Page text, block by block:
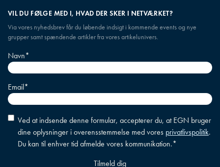
VIL DU FØLGE MED I, HVAD DER SKER I NETVÆRKET?
Via vores nyhedsbrev får du løbende indsigt i kommende events og nye
grupper samt spændende artikler fra vores artikelunivers.
Navn*
Email*
Accepter
betingelser*
Ved at indsende denne formular, accepterer du, at EGN bruger
dine oplysninger i overensstemmelse med vores privatlivspolitik.
Du kan til enhver tid afmelde vores kommunikation.*